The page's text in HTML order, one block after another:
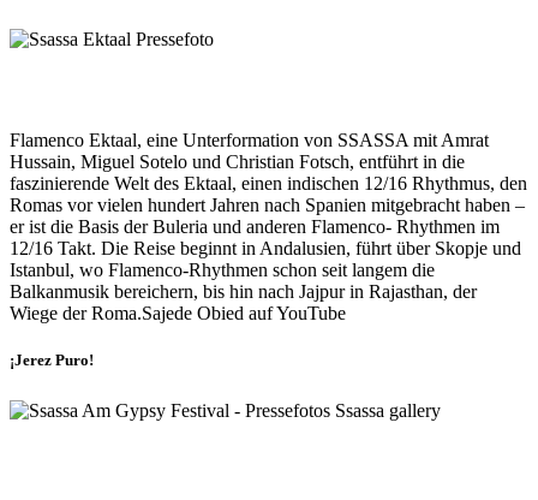
Flamenco Ektaal, eine Unterformation von SSASSA mit Amrat
Hussain, Miguel Sotelo und Christian Fotsch, entführt in die
faszinierende Welt des Ektaal, einen indischen 12/16 Rhythmus, den
Romas vor vielen hundert Jahren nach Spanien mitgebracht haben –
er ist die Basis der Buleria und anderen Flamenco- Rhythmen im
12/16 Takt. Die Reise beginnt in Andalusien, führt über Skopje und
Istanbul, wo Flamenco-Rhythmen schon seit langem die
Balkanmusik bereichern, bis hin nach Jajpur in Rajasthan, der
Wiege der Roma.Sajede Obied auf YouTube
¡Jerez Puro!